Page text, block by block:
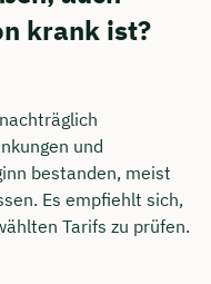
krank ist?
und
bestanden, meist
Es empfiehlt sich,
Tarifs zu prüfen.